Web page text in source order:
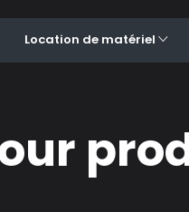
Location de matériel